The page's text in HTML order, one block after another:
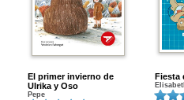
El primer invierno de
Ulrika y Oso
Pepe
Fiesta